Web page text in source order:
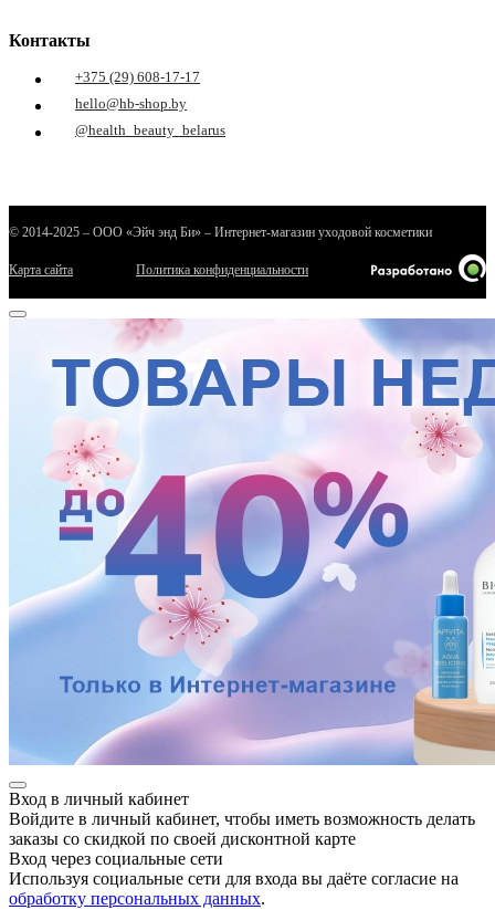
Контакты
+375 (29) 608-17-17
hello@hb-shop.by
@health_beauty_belarus
© 2014-2025 – ООО «Эйч энд Би» – Интернет-магазин уходовой косметики
Карта сайта Политика конфиденциальности
Вход в личный кабинет
Войдите в личный кабинет, чтобы иметь возможность делать
заказы со скидкой по своей дисконтной карте
Вход через социальные сети
Используя социальные сети для входа вы даёте согласие на
обработку персональных данных.